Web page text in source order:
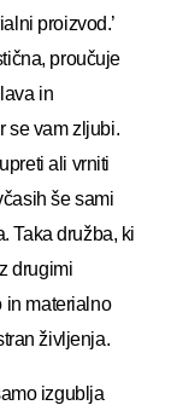
proizvod.’
proučuje
in
se vam zljubi.
ali vrniti
še sami
Taka družba, ki
drugimi
in materialno
življenja.
izgublja